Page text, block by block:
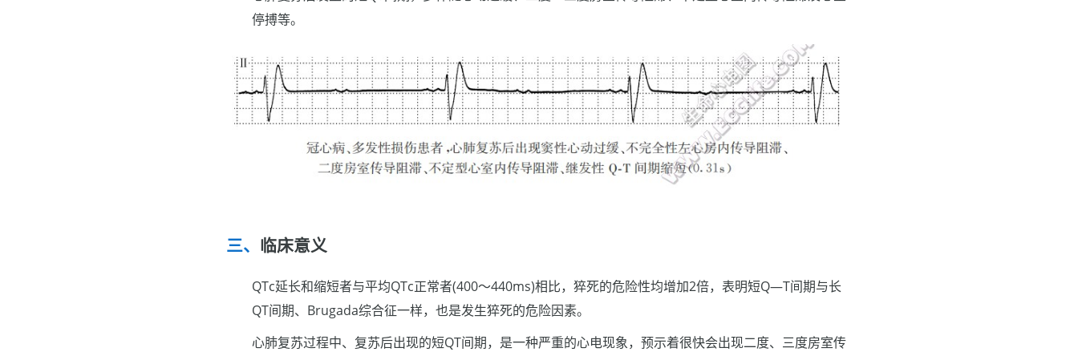
停搏等。
临床意义
QTc延长和缩短者与平均QTc正常者(400～440ms)相比，猝死的危险性均增加2倍，表明短Q—T间期与长
QT间期、Brugada综合征一样，也是发生猝死的危险因素。
心肺复苏过程中、复苏后出现的短QT间期，是一种严重的心电现象，预示着很快会出现二度、三度房室传